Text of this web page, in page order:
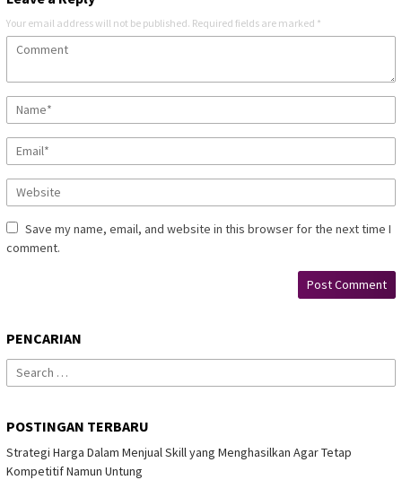
Your email address will not be published. Required fields are marked *
Save my name, email, and website in this browser for the next time I
comment.
PENCARIAN
Search
for:
POSTINGAN TERBARU
Strategi Harga Dalam Menjual Skill yang Menghasilkan Agar Tetap
Kompetitif Namun Untung